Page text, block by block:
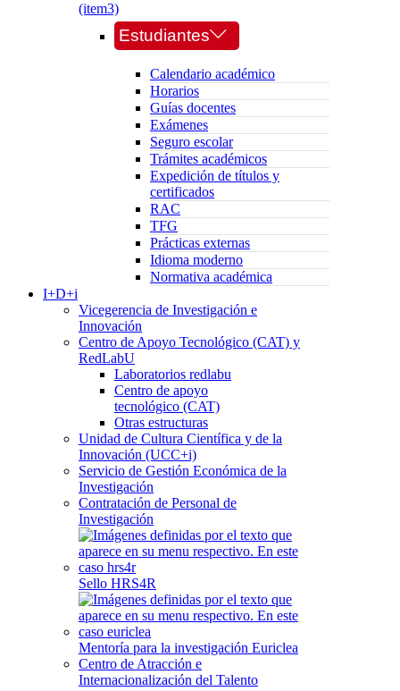
(item3)
Estudiantes
Calendario académico
Horarios
Guías docentes
Exámenes
Seguro escolar
Trámites académicos
Expedición de títulos y
certificados
RAC
TFG
Prácticas externas
Idioma moderno
Normativa académica
I+D+i
Vicegerencia de Investigación e
Innovación
Centro de Apoyo Tecnológico (CAT) y
RedLabU
Laboratorios redlabu
Centro de apoyo
tecnológico (CAT)
Otras estructuras
Unidad de Cultura Científica y de la
Innovación (UCC+i)
Servicio de Gestión Económica de la
Investigación
Contratación de Personal de
Investigación
Sello HRS4R
Mentoría para la investigación Euriclea
Centro de Atracción e
Internacionalización del Talento